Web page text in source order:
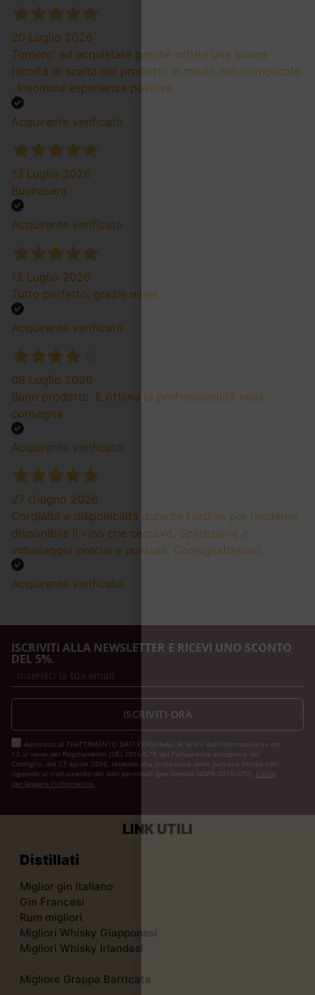
20 Luglio 2026
Tornero' ad acquistare perché offrite una buona
facoltà di scelta del prodotto in modo non complicato
. Insomma esperienza positiva.
Acquirente verificato
13 Luglio 2026
Buonasera
Acquirente verificato
12 Luglio 2026
Tutto perfetto, grazie mille!
Acquirente verificato
09 Luglio 2026
Buon prodotto. E ottima la professionalità nella
consegna
Acquirente verificato
27 Giugno 2026
Cordialtà e disponibilità durante l'ordine per rendermi
disponibile il vino che cercavo. Spedizione e
imballaggio precisi e puntuali. Consigliatissimo.
Acquirente verificato
ISCRIVITI ALLA NEWSLETTER E RICEVI UNO SCONTO
DEL 5%.
Autorizzo al TRATTAMENTO DATI PERSONALI AI SENSI dell'Informativa ex art.
13 ai sensi del Regolamento (UE) 2016/679 del Parlamento europeo e del
Consiglio, del 27 aprile 2016, relativo alla protezione delle persone fisiche con
riguardo al trattamento dei dati personali (per brevità GDPR 2016/679). Clicca
per leggere l’informativa.
ISCRIVITI ORA
LINK UTILI
Distillati
Miglior gin Italiano
Gin Francesi
Rum migliori
Migliori Whisky Giapponesi
Migliori Whisky Irlandesi
Migliore Grappa Barricata